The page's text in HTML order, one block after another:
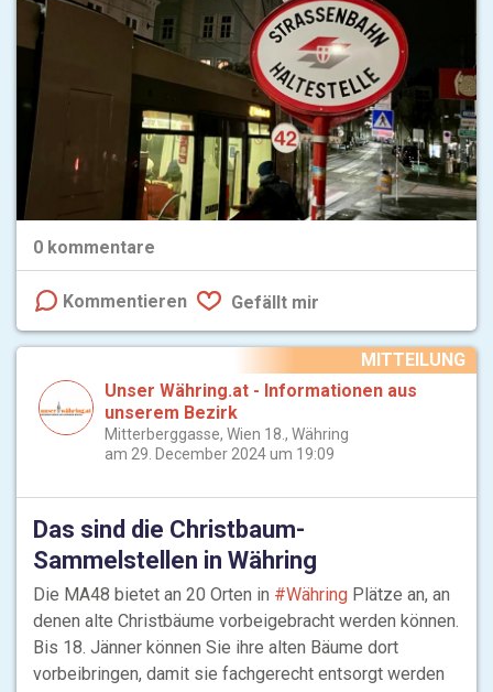
0 kommentare
Kommentieren Gefällt mir
MITTEILUNG
Unser Währing.at - Informationen aus
unserem Bezirk
Mitterberggasse, Wien 18., Währing
am 29. December 2024 um 19:09
Das sind die Christbaum-
Sammelstellen in Währing
Die MA48 bietet an 20 Orten in #Währing Plätze an, an
denen alte Christbäume vorbeigebracht werden können.
Bis 18. Jänner können Sie ihre alten Bäume dort
vorbeibringen, damit sie fachgerecht entsorgt werden